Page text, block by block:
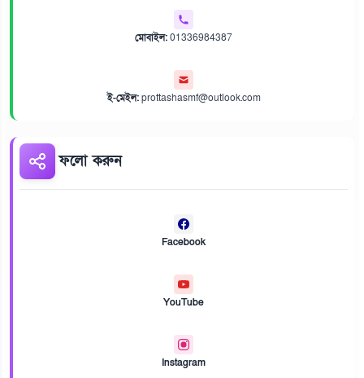
মোবাইল:01336984387
ই-মেইল:prottashasmf@outlook.com
ফলো করুন
Facebook
YouTube
Instagram